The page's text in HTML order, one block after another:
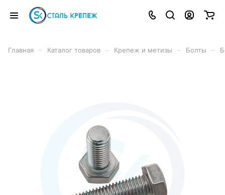
Главная Каталог товаров Крепеж и метизы Болты